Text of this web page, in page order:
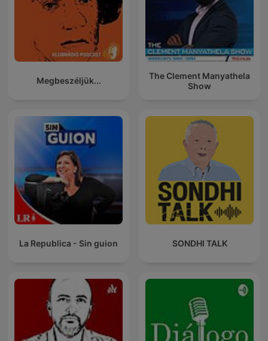
Megbeszéljük...
The Clement Manyathela
Show
La Republica - Sin guion SONDHI TALK